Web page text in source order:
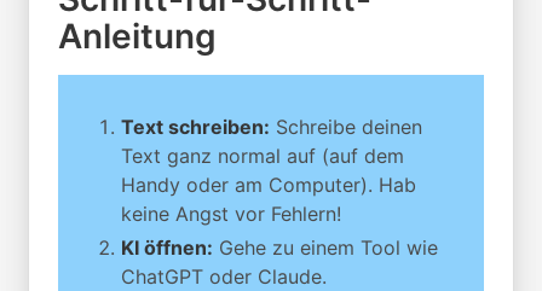
Anleitung
Text schreiben: Schreibe deinen
Text ganz normal auf (auf dem
Handy oder am Computer). Hab
keine Angst vor Fehlern!
KI öffnen: Gehe zu einem Tool wie
ChatGPT oder Claude.